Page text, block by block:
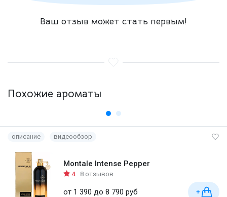
Ваш отзыв может стать первым!
Похожие ароматы
описание видеообзор
Montale Intense Pepper
4 8 отзывов
от 1 390 до 8 790 руб +